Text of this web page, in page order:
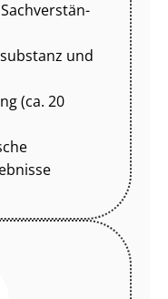
und
(ca. 20